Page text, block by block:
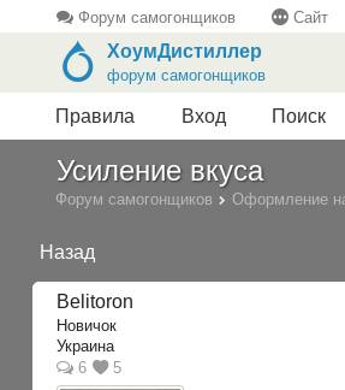
Форум самогонщиков Сайт
ХоумДистиллер
форум самогонщиков
Правила Вход Поиск
Усиление вкуса
Форум самогонщиков Оформление
Назад
Belitoron
Новичок
Украина
6
5